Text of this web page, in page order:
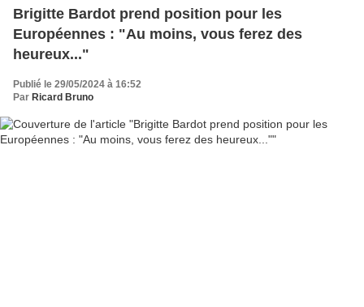
Brigitte Bardot prend position pour les
Européennes : "Au moins, vous ferez des
heureux..."
Publié le 29/05/2024 à 16:52
Par Ricard Bruno